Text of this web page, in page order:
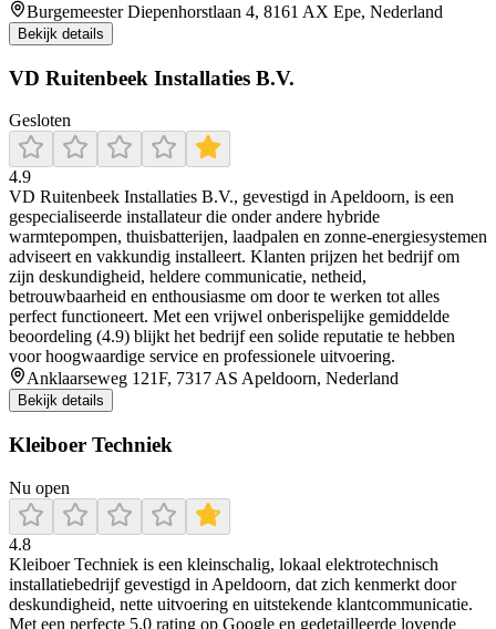
Burgemeester Diepenhorstlaan 4, 8161 AX Epe, Nederland
Bekijk details
VD Ruitenbeek Installaties B.V.
Gesloten
4.9
VD Ruitenbeek Installaties B.V., gevestigd in Apeldoorn, is een
gespecialiseerde installateur die onder andere hybride
warmtepompen, thuisbatterijen, laadpalen en zonne-energiesystemen
adviseert en vakkundig installeert. Klanten prijzen het bedrijf om
zijn deskundigheid, heldere communicatie, netheid,
betrouwbaarheid en enthousiasme om door te werken tot alles
perfect functioneert. Met een vrijwel onberispelijke gemiddelde
beoordeling (4.9) blijkt het bedrijf een solide reputatie te hebben
voor hoogwaardige service en professionele uitvoering.
Anklaarseweg 121F, 7317 AS Apeldoorn, Nederland
Bekijk details
Kleiboer Techniek
Nu open
4.8
Kleiboer Techniek is een kleinschalig, lokaal elektrotechnisch
installatiebedrijf gevestigd in Apeldoorn, dat zich kenmerkt door
deskundigheid, nette uitvoering en uitstekende klantcommunicatie.
Met een perfecte 5.0 rating op Google en gedetailleerde lovende